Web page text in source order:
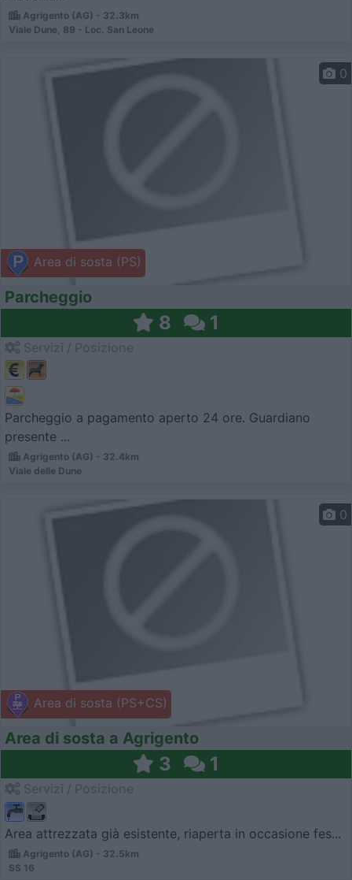
Agrigento (AG) - 32.3km
Viale Dune, 89 - Loc. San Leone
Area di sosta (PS)
0
Parcheggio
8 1
Parcheggio a pagamento aperto 24 ore. Guardiano
presente ...
Agrigento (AG) - 32.4km
Viale delle Dune
Area di sosta (PS+CS)
0
Area di sosta a Agrigento
3 1
Area attrezzata già esistente, riaperta in occasione fes...
Agrigento (AG) - 32.5km
SS 16